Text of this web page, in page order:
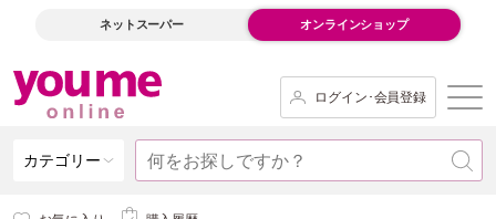
ネットスーパー オンラインショップ
ログイン･会員登録
カテゴリー